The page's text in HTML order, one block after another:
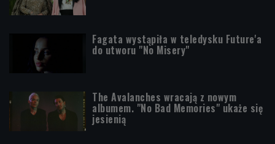
Fagata wystąpiła w teledysku Future'a
do utworu "No Misery"
The Avalanches wracają z nowym
albumem. "No Bad Memories" ukaże się
jesienią